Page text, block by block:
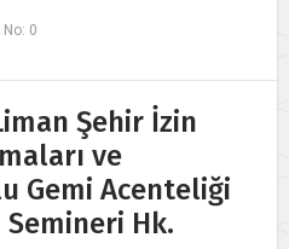
No: 0
Şehir İzin
ve
Gemi Acenteliği
Hk.